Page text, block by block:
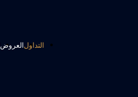
التداولالعروض